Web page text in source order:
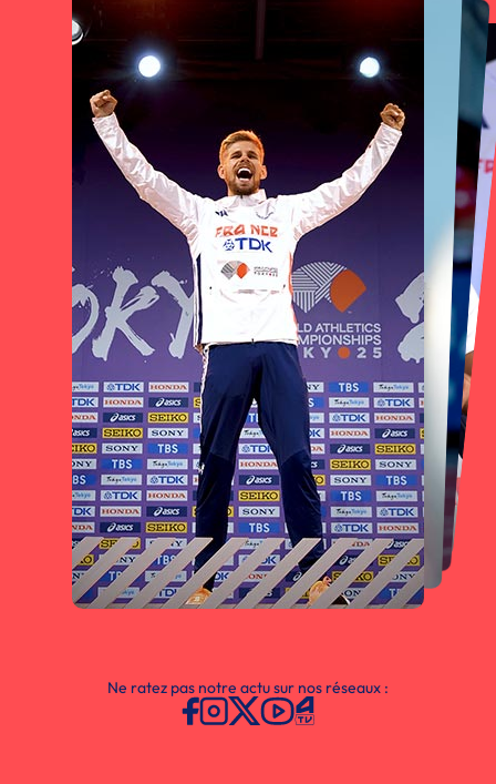
Ne ratez pas notre actu sur nos réseaux :